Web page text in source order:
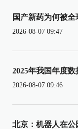
国产新药为何被全
2026-08-07 09:47
2025年我国年度
2026-08-07 09:46
北京：机器人在公